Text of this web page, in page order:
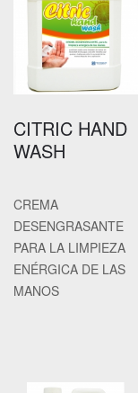
CITRIC HAND
WASH
CREMA
DESENGRASANTE
PARA LA LIMPIEZA
ENÉRGICA DE LAS
MANOS